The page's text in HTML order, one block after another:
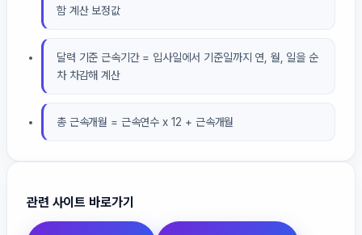
함 계산 보정값
달력 기준 근속기간 = 입사일에서 기준일까지 연, 월, 일을 순
차 차감해 계산
총 근속개월 = 근속연수 x 12 + 근속개월
관련 사이트 바로가기